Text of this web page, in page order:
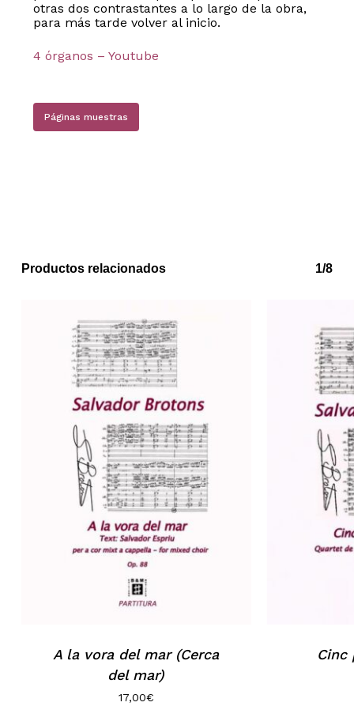
otras dos contrastantes a lo largo de la obra,
para más tarde volver al inicio.
4 órganos – Youtube
Páginas muestras
Productos relacionados 1/8
A la vora del mar (Cerca
del mar)
17,00€
Cinc